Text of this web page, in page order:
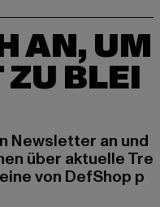
AN, UM
BLEI
Newsletter an und
über aktuelle Tre
von DefShop p